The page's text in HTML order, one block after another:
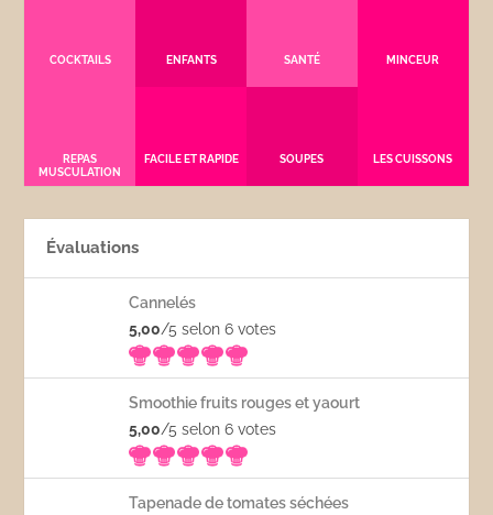
COCKTAILS ENFANTS SANTÉ MINCEUR
REPAS
MUSCULATION
FACILE ET RAPIDE SOUPES LES CUISSONS
Évaluations
Cannelés
5,00/5 selon 6votes
Smoothie fruits rouges et yaourt
5,00/5 selon 6votes
Tapenade de tomates séchées